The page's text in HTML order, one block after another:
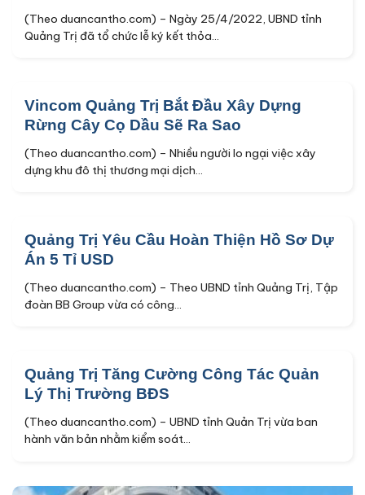
(Theo duancantho.com) – Ngày 25/4/2022, UBND tỉnh
Quảng Trị đã tổ chức lễ ký kết thỏa...
Vincom Quảng Trị Bắt Đầu Xây Dựng
Rừng Cây Cọ Dầu Sẽ Ra Sao
(Theo duancantho.com) – Nhiều người lo ngại việc xây
dựng khu đô thị thương mại dịch...
Quảng Trị Yêu Cầu Hoàn Thiện Hồ Sơ Dự
Án 5 Tỉ USD
(Theo duancantho.com) – Theo UBND tỉnh Quảng Trị, Tập
đoàn BB Group vừa có công...
Quảng Trị Tăng Cường Công Tác Quản
Lý Thị Trường BĐS
(Theo duancantho.com) – UBND tỉnh Quản Trị vừa ban
hành văn bản nhằm kiểm soát...